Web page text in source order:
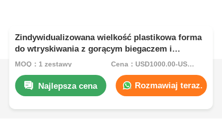
Zindywidualizowana wielkość plastikowa forma
do wtryskiwania z gorącym biegaczem i
lustrzanym lakierem do części samochodowych
MOQ：1 zestawy Cena：USD1000.00-USD5000.00
Najlepsza cena Rozmawiaj teraz.